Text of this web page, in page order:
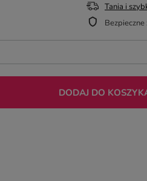
DODAJ DO
Tania i